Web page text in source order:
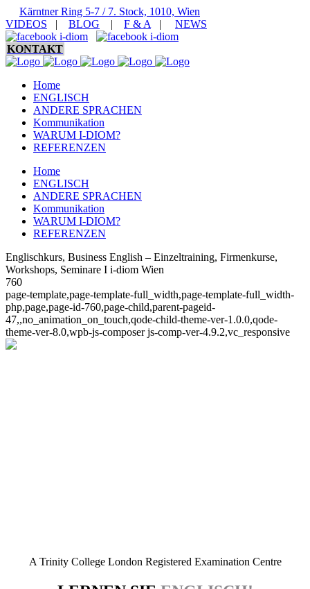
Kärntner Ring 5-7 / 7. Stock, 1010, Wien
VIDEOS | BLOG | F & A | NEWS
KONTAKT
Home
ENGLISCH
ANDERE SPRACHEN
Kommunikation
WARUM I-DIOM?
REFERENZEN
Home
ENGLISCH
ANDERE SPRACHEN
Kommunikation
WARUM I-DIOM?
REFERENZEN
Englischkurs, Business English – Einzeltraining, Firmenkurse,
Workshops, Seminare I i-diom Wien
760
page-template,page-template-full_width,page-template-full_width-
php,page,page-id-760,page-child,parent-pageid-
47,,no_animation_on_touch,qode-child-theme-ver-1.0.0,qode-
theme-ver-8.0,wpb-js-composer js-comp-ver-4.9.2,vc_responsive
A Trinity College London Registered Examination Centre